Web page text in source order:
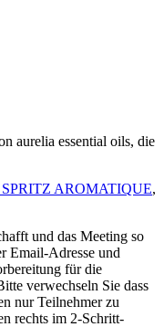
aurelia essential oils, die
AROMATIQUE,
und das Meeting so
Email-Adresse und
für die
verwechseln Sie dass
nur Teilnehmer zu
rechts im 2-Schritt-